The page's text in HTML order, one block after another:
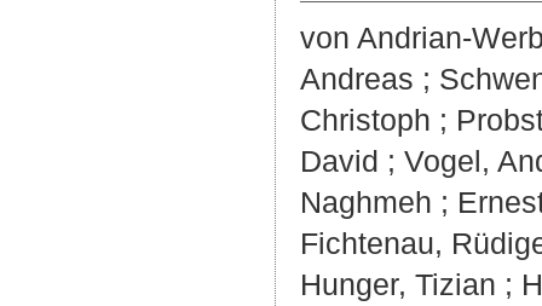
von Andrian-
Andreas ;
Christoph ;
David ; Vogel,
Naghmeh ;
Fichtenau,
Hunger, Tizian ;